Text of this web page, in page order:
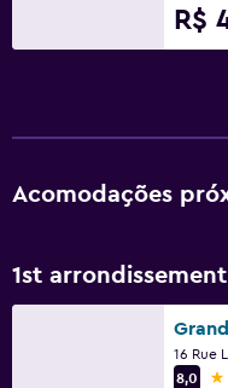
R$
Acomodações
1st arrondissement
8,0
4